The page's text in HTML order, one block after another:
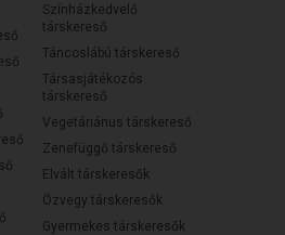
Színházkedvelő
társkereső
Táncoslábú társkereső
Társasjátékozós
társkereső
Vegetáriánus társkereső
Zenefüggő társkereső
Elvált társkeresők
Özvegy társkeresők
Gyermekes társkeresők